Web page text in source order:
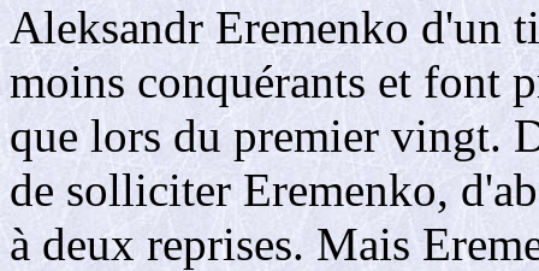
Aleksandr Eremenko d'un
moins conquérants et font
que lors du premier vingt.
de solliciter Eremenko,
à deux reprises. Mais